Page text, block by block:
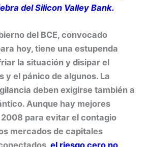
del Silicon Valley Bank.
del BCE, convocado
hoy, tiene una estupenda
la situación y disipar el
y el pánico de algunos. La
deben exigirse también a
Aunque hay mejores
para evitar el contagio
mercados de capitales